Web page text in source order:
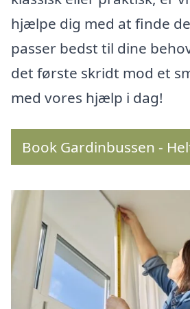
hjælpe dig med at finde
passer bedst til dine
det første skridt mod et
med vores hjælp i dag!
Book Gardinbussen -